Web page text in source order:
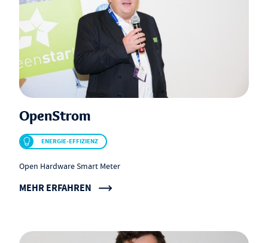
OpenStrom
ENERGIE-EFFIZIENZ
Open Hardware Smart Meter
MEHR ERFAHREN